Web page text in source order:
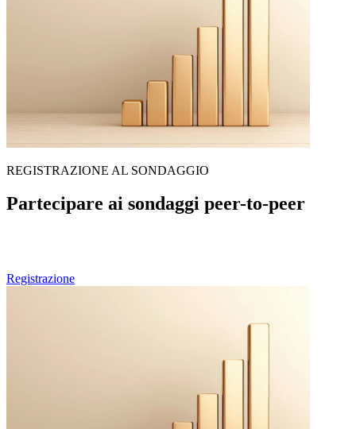
REGISTRAZIONE AL SONDAGGIO
Partecipare ai sondaggi peer-to-peer
Registrazione